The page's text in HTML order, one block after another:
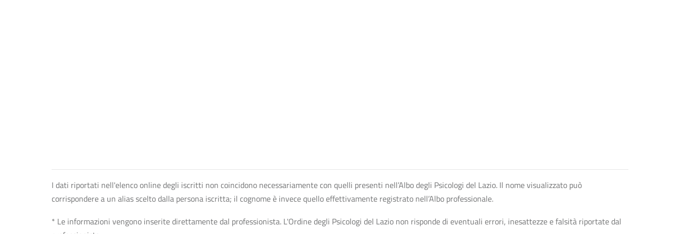
I dati riportati nell'elenco online degli iscritti non coincidono necessariamente con quelli presenti nell’Albo degli Psicologi del Lazio. Il nome visualizzato può
corrispondere a un alias scelto dalla persona iscritta; il cognome è invece quello effettivamente registrato nell’Albo professionale.
* Le informazioni vengono inserite direttamente dal professionista. L'Ordine degli Psicologi del Lazio non risponde di eventuali errori, inesattezze e falsità riportate dal